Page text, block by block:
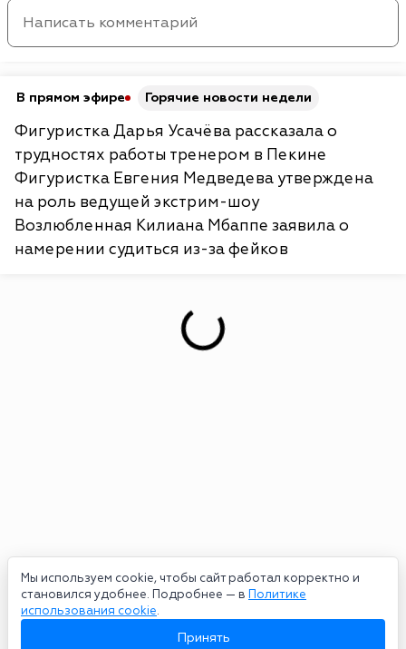
Мы используем cookie, чтобы сайт работал корректно и
становился удобнее. Подробнее — в Политике
использования cookie.
Принять
В прямом эфире Горячие новости недели
Фигуристка Дарья Усачёва рассказала о
трудностях работы тренером в Пекине
Фигуристка Евгения Медведева утверждена
на роль ведущей экстрим-шоу
Возлюбленная Килиана Мбаппе заявила о
намерении судиться из-за фейков